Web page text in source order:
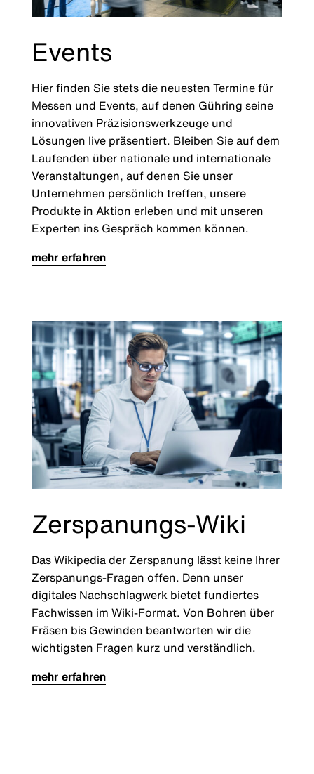
Events
Hier finden Sie stets die neuesten Termine für
Messen und Events, auf denen Gühring seine
innovativen Präzisionswerkzeuge und
Lösungen live präsentiert. Bleiben Sie auf dem
Laufenden über nationale und internationale
Veranstaltungen, auf denen Sie unser
Unternehmen persönlich treffen, unsere
Produkte in Aktion erleben und mit unseren
Experten ins Gespräch kommen können.
mehr erfahren
Zerspanungs-Wiki
Das Wikipedia der Zerspanung lässt keine Ihrer
Zerspanungs-Fragen offen. Denn unser
digitales Nachschlagwerk bietet fundiertes
Fachwissen im Wiki-Format. Von Bohren über
Fräsen bis Gewinden beantworten wir die
wichtigsten Fragen kurz und verständlich.
mehr erfahren